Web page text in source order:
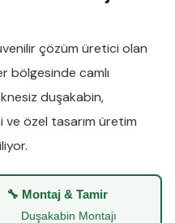
çözüm üretici olan
bölgesinde camlı
duşakabin,
ve özel tasarım üretim
🔧 Montaj & Tamir
Duşakabin Montajı